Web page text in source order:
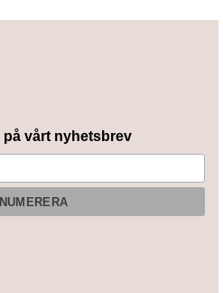
på vårt nyhetsbrev